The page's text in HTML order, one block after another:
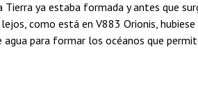
ya estaba formada y antes que
como está en V883 Orionis,
para formar los océanos que